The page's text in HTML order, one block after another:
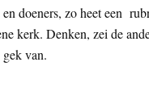
doeners, zo heet een
kerk. Denken, zei de
van.